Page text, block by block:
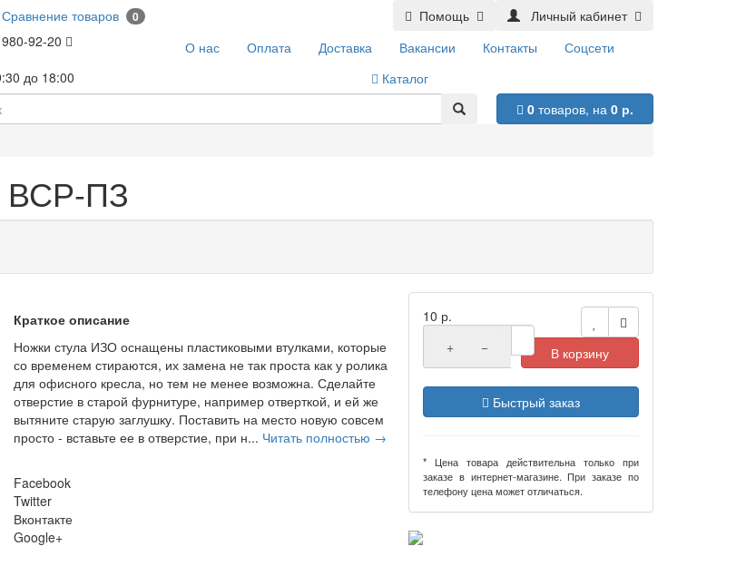
Личный кабинет
Помощь
Сравнение товаров 0
92-20
до 18:00
О нас Оплата Доставка Вакансии Контакты
Соцсети
Каталог
0товаров, на 0 р.
ВСР-ПЗ
Краткое описание
Ножки стула ИЗО оснащены пластиковыми втулками, которые
со временем стираются, их замена не так проста как у ролика
для офисного кресла, но тем не менее возможна. Сделайте
отверстие в старой фурнитуре, например отверткой, и ей же
вытяните старую заглушку. Поставить на место новую совсем
просто - вставьте ее в отверстие, при н... Читать полностью →
Facebook
Twitter
Вконтакте
Google+
10 р.
+
− В корзину
Быстрый заказ
* Цена товара действительна только при
заказе в интернет-магазине. При заказе по
телефону цена может отличаться.